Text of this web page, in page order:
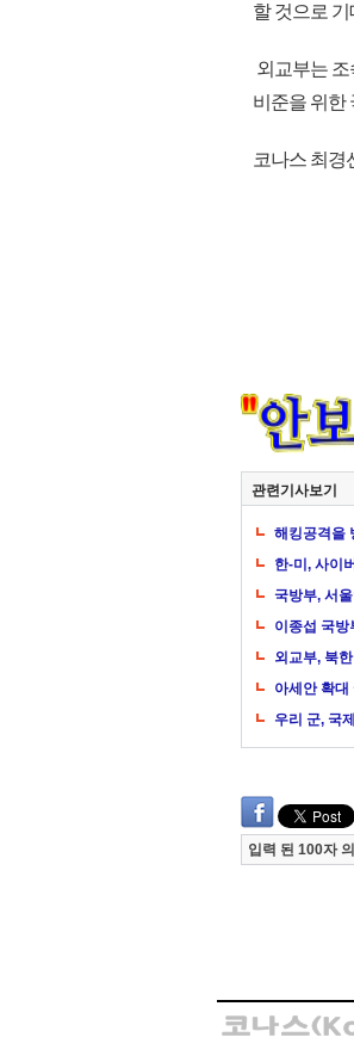
할 것으로
외교부는
비준을 위한
코나스 최경
관련기사보기
해킹공격을
한-미, 사이
국방부, 서
이종섭 국방
외교부, 북
아세안 확
우리 군, 국
입력 된 100자